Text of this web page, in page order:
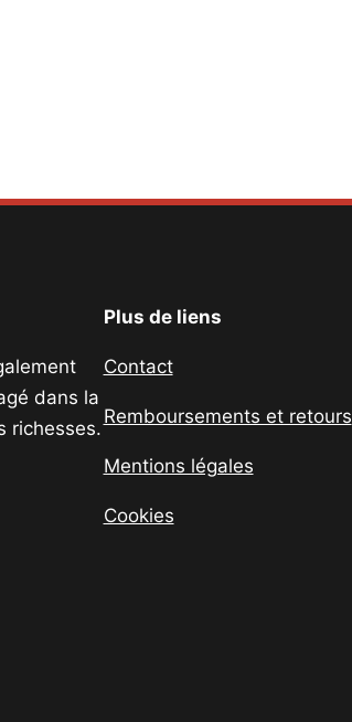
dans la
richesses.
Plus de liens
Contact
Remboursements et retours
Mentions légales
Cookies